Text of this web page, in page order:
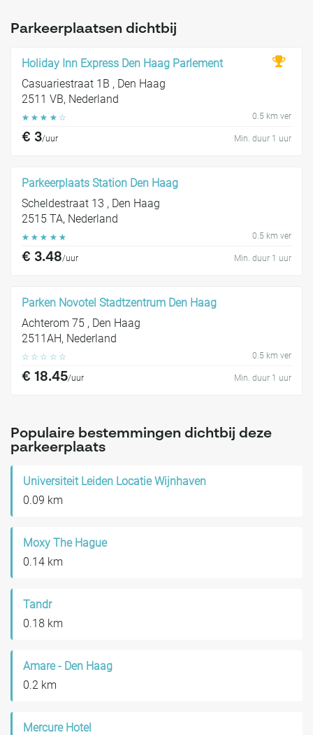
Parkeerplaatsen dichtbij
Holiday Inn Express Den Haag Parlement
Casuariestraat 1B , Den Haag
2511 VB, Nederland
☆ ☆ ☆ ☆ ☆ 0.5 km ver
€ 3/uur Min. duur 1 uur
Parkeerplaats Station Den Haag
Scheldestraat 13 , Den Haag
2515 TA, Nederland
☆ ☆ ☆ ☆ ☆ 0.5 km ver
€ 3.48/uur Min. duur 1 uur
Parken Novotel Stadtzentrum Den Haag
Achterom 75 , Den Haag
2511AH, Nederland
☆ ☆ ☆ ☆ ☆ 0.5 km ver
€ 18.45/uur Min. duur 1 uur
Populaire bestemmingen dichtbij deze
parkeerplaats
Universiteit Leiden Locatie Wijnhaven
0.09 km
Moxy The Hague
0.14 km
Tandr
0.18 km
Amare - Den Haag
0.2 km
Mercure Hotel